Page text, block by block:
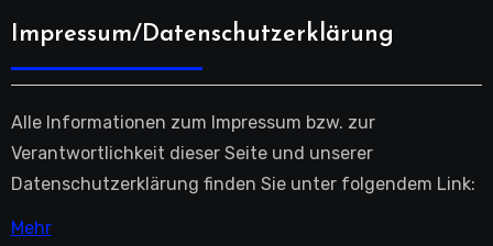
Impressum/Datenschutzerklärung
Alle Informationen zum Impressum bzw. zur
Verantwortlichkeit dieser Seite und unserer
Datenschutzerklärung finden Sie unter folgendem Link:
Mehr